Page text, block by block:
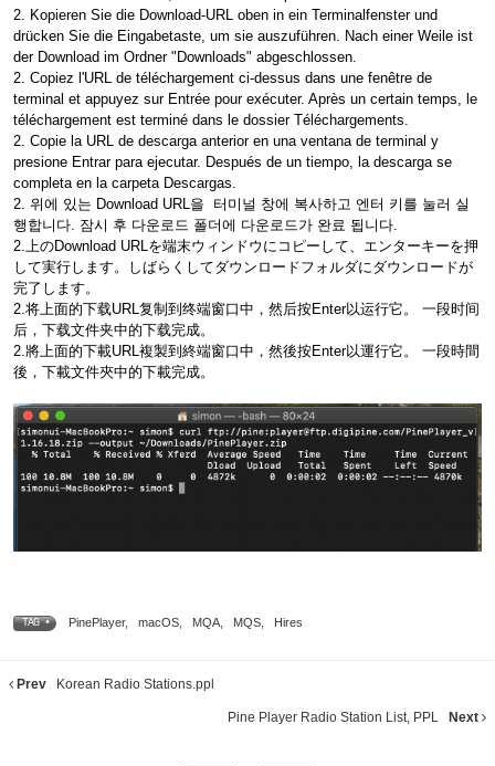
2. Kopieren Sie die Download-URL oben in ein Terminalfenster und
drücken Sie die Eingabetaste, um sie auszuführen. Nach einer Weile ist
der Download im Ordner "Downloads" abgeschlossen.
2. Copiez l'URL de téléchargement ci-dessus dans une fenêtre de
terminal et appuyez sur Entrée pour exécuter. Après un certain temps, le
téléchargement est terminé dans le dossier Téléchargements.
2. Copie la URL de descarga anterior en una ventana de terminal y
presione Entrar para ejecutar. Después de un tiempo, la descarga se
completa en la carpeta Descargas.
2. 위에 있는 Download URL을 터미널 창에 복사하고 엔터 키를 눌러 실
행합니다. 잠시 후 다운로드 폴더에 다운로드가 완료 됩니다.
2.上のDownload URLを端末ウィンドウにコピーして、エンターキーを押
して実行します。しばらくしてダウンロードフォルダにダウンロードが
完了します。
2.将上面的下载URL复制到终端窗口中，然后按Enter以运行它。 一段时间
后，下载文件夹中的下载完成。
2.將上面的下載URL複製到終端窗口中，然後按Enter以運行它。 一段時間
後，下載文件夾中的下載完成。
TAG • PinePlayer, macOS, MQA, MQS, Hires
Prev Korean Radio Stations.ppl
Pine Player Radio Station List, PPL Next